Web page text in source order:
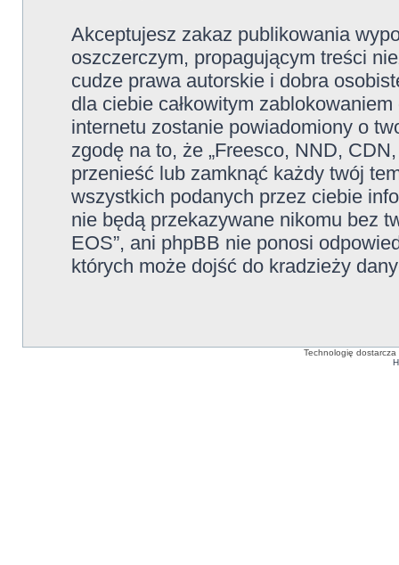
Akceptujesz zakaz publikowania
oszczerczym, propagującym treści
cudze prawa autorskie i dobra
dla ciebie całkowitym
internetu zostanie powiadomiony o
zgodę na to, że „Freesco, NND,
przenieść lub zamknąć każdy twój
wszystkich podanych przez ciebie
nie będą przekazywane nikomu bez
EOS”, ani phpBB nie ponosi
których może dojść do kradzieży
Technologię dostarcza